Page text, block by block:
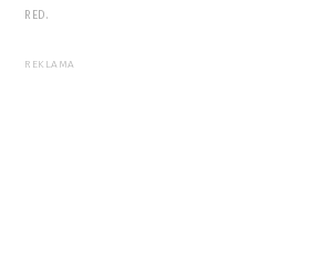
RED.
REKLAMA